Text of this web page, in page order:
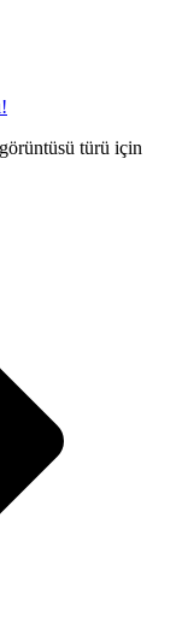
türü için